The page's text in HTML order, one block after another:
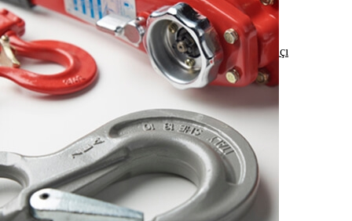
Paslanmaz Zincir Sapanlar (Grade 60)
Bağlantı noktaları
Caraskal / Zincirli Çektirme / Şaryo / Kiriş Kıskaçı
Yük Bağlama
Sapanlar
Terrier
RopeBlock
Nemag
Talurit